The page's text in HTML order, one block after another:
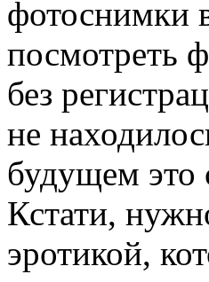
фотоснимки
посмотреть
без
не
будущем это
Кстати,
эротикой,